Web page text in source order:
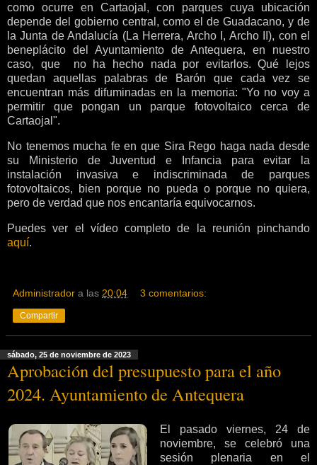
como ocurre en Cartaojal, con parques cuya ubicación
depende del gobierno central, como el de Guadacano, y de
la Junta de Andalucía (La Herrera, Archo I, Archo II), con el
beneplácito del Ayuntamiento de Antequera, en nuestro
caso, que no ha hecho nada por evitarlos. Qué lejos
quedan aquellas palabras de Barón que cada vez se
encuentran más difuminadas en la memoria: "Yo no voy a
permitir que pongan un parque fotovoltaico cerca de
Cartaojal".
No tenemos mucha fe en que Sira Rego haga nada desde
su Ministerio de Juventud e Infancia para evitar la
instalación invasiva e indiscriminada de parques
fotovoltaicos, bien porque no pueda o porque no quiera,
pero de verdad que nos encantaría equivocarnos.
Puedes ver el vídeo completo de la reunión pinchando
aquí.
Administrador a las 20:04 3 comentarios:
Compartir
sábado, 25 de noviembre de 2023
Aprobación del presupuesto para el año
2024. Ayuntamiento de Antequera
El pasado viernes, 24 de
noviembre, se celebró una
sesión plenaria en el